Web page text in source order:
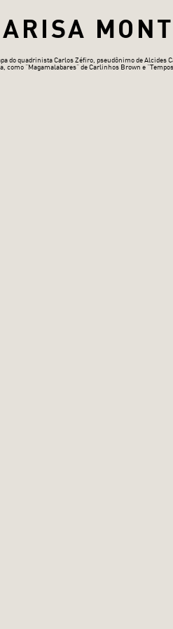
do quadrinista Carlos Zéfiro, pseudônimo de
“Magamalabares” de Carlinhos Brown e